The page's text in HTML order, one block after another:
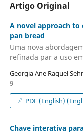
Artigo Original
A novel approach
pan bread
Uma nova
refinada par a uso
Georgia Ane Raquel
9
PDF (English)
Chave interativa